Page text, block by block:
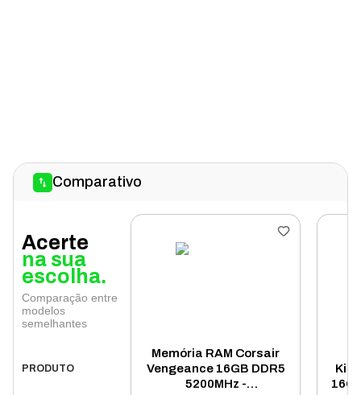
Comparativo
Acerte
na sua
escolha.
Comparação entre
modelos
semelhantes
PRODUTO
Memória RAM Corsair
Vengeance 16GB DDR5
5200MHz -